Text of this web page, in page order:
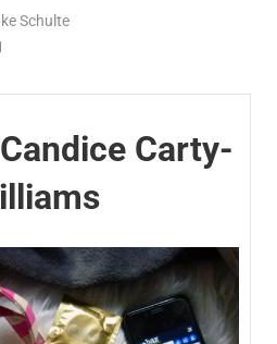
Schulte
Carty-